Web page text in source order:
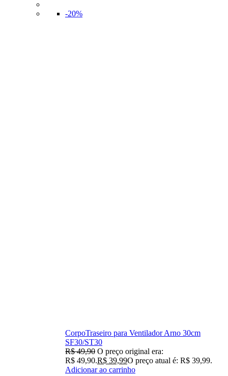
-20%
CorpoTraseiro para Ventilador Arno 30cm
SF30/ST30
R$49,90 O preço original era:
R$ 49,90.R$ 39,99O preço atual é: R$ 39,99.
Adicionar ao carrinho